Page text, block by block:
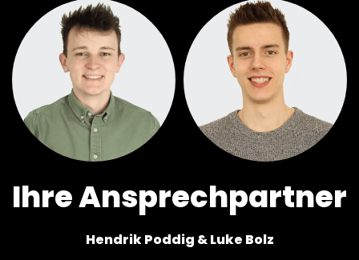
Ihre Ansprechpartner
Hendrik Poddig & Luke Bolz